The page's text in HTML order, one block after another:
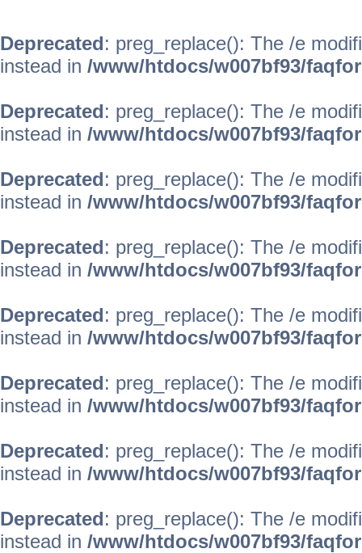
Deprecated: preg_replace(): The /e
instead in /www/htdocs/w007bf93/
Deprecated: preg_replace(): The /e
instead in /www/htdocs/w007bf93/
Deprecated: preg_replace(): The /e
instead in /www/htdocs/w007bf93/
Deprecated: preg_replace(): The /e
instead in /www/htdocs/w007bf93/
Deprecated: preg_replace(): The /e
instead in /www/htdocs/w007bf93/
Deprecated: preg_replace(): The /e
instead in /www/htdocs/w007bf93/
Deprecated: preg_replace(): The /e
instead in /www/htdocs/w007bf93/
Deprecated: preg_replace(): The /e
instead in /www/htdocs/w007bf93/